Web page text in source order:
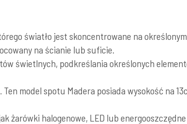
światło jest skoncentrowane na
na ścianie lub suficie.
świetlnych, podkreślania określonych
model spotu Madera posiada wysokość na
żarówki halogenowe, LED lub